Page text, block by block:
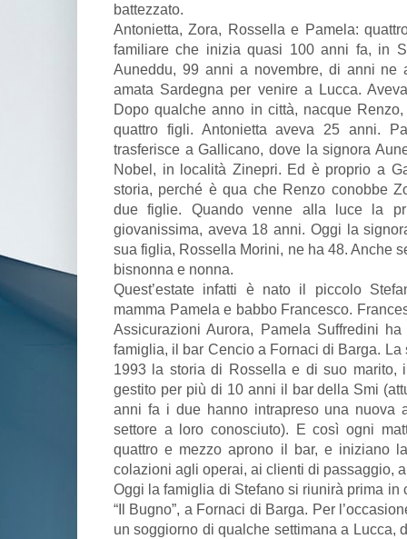
battezzato.
Antonietta, Zora, Rossella e Pamela:
familiare che inizia quasi 100 anni fa, in
Auneddu, 99 anni a novembre, di anni ne
amata Sardegna per venire a Lucca.
Dopo qualche anno in città, nacque
quattro figli. Antonietta aveva 25 anni.
trasferisce a Gallicano, dove la signora
Nobel, in località Zinepri. Ed è proprio a
storia, perché è qua che Renzo conobbe
due figlie. Quando venne alla luce la
giovanissima, aveva 18 anni. Oggi la
sua figlia, Rossella Morini, ne ha 48. Anche
bisnonna e nonna.
Quest’estate infatti è nato il piccolo
mamma Pamela e babbo Francesco.
Assicurazioni Aurora, Pamela Suffredini
famiglia, il bar Cencio a Fornaci di Barga.
1993 la storia di Rossella e di suo marito,
gestito per più di 10 anni il bar della Smi
anni fa i due hanno intrapreso una nuova
settore a loro conosciuto). E così ogni
quattro e mezzo aprono il bar, e iniziano
colazioni agli operai, ai clienti di passaggio,
Oggi la famiglia di Stefano si riunirà prima in
“Il Bugno”, a Fornaci di Barga. Per
un soggiorno di qualche settimana a Lucca,